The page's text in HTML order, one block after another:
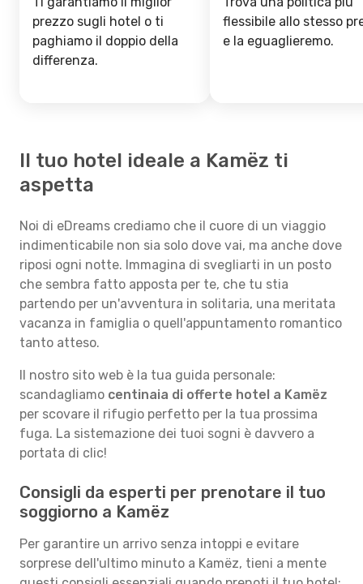
prezzo sugli hotel o ti
paghiamo il doppio della
differenza.
flessibile allo stesso
e la eguaglieremo.
Il tuo hotel ideale a Kamëz ti
aspetta
Noi di eDreams crediamo che il cuore di un viaggio
indimenticabile non sia solo dove vai, ma anche dove
riposi ogni notte. Immagina di svegliarti in un posto
che sembra fatto apposta per te, che tu stia
partendo per un'avventura in solitaria, una meritata
vacanza in famiglia o quell'appuntamento romantico
tanto atteso.
Il nostro sito web è la tua guida personale:
scandagliamo centinaia di offerte hotel a Kamëz
per scovare il rifugio perfetto per la tua prossima
fuga. La sistemazione dei tuoi sogni è davvero a
portata di clic!
Consigli da esperti per prenotare il tuo
soggiorno a Kamëz
Per garantire un arrivo senza intoppi e evitare
sorprese dell'ultimo minuto a Kamëz, tieni a mente